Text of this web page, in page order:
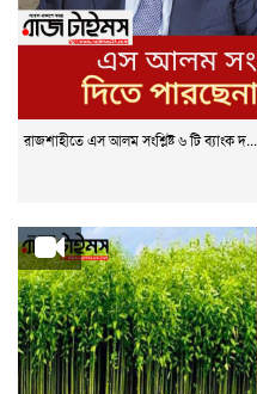
রাজশাহীতে এস আলম সংশ্লিষ্ট ৬ টি ব্যাংক দ...